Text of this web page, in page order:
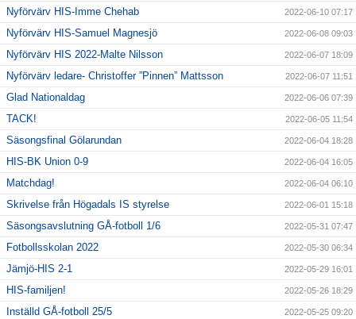
Nyförvärv HIS-Imme Chehab 2022-06-10 07:17
Nyförvärv HIS-Samuel Magnesjö 2022-06-08 09:03
Nyförvärv HIS 2022-Malte Nilsson 2022-06-07 18:09
Nyförvärv ledare- Christoffer ”Pinnen” Mattsson 2022-06-07 11:51
Glad Nationaldag 2022-06-06 07:39
TACK! 2022-06-05 11:54
Säsongsfinal Gölarundan 2022-06-04 18:28
HIS-BK Union 0-9 2022-06-04 16:05
Matchdag! 2022-06-04 06:10
Skrivelse från Högadals IS styrelse 2022-06-01 15:18
Säsongsavslutning GÅ-fotboll 1/6 2022-05-31 07:47
Fotbollsskolan 2022 2022-05-30 06:34
Jämjö-HIS 2-1 2022-05-29 16:01
HIS-familjen! 2022-05-26 18:29
Inställd GÅ-fotboll 25/5 2022-05-25 09:20